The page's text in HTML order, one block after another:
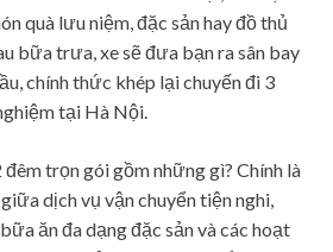
quà lưu niệm, đặc sản hay đồ thủ
bữa trưa, xe sẽ đưa bạn ra sân bay
chính thức khép lại chuyến đi 3
tại Hà Nội.
đêm trọn gói gồm những gì? Chính là
dịch vụ vận chuyển tiện nghi,
ăn đa dạng đặc sản và các hoạt